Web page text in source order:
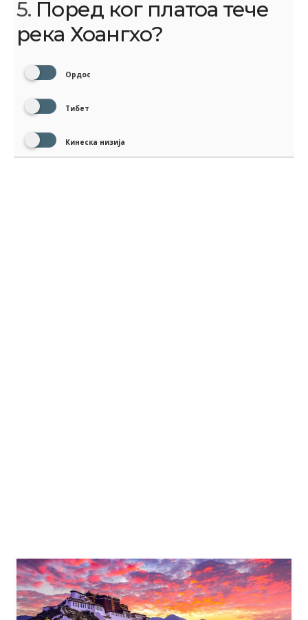
5. Поред ког платоа тече
река Хоангхо?
Ордос
Тибет
Кинеска низија